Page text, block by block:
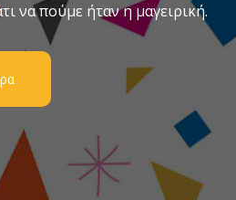
να πούμε ήταν η μαγειρική.